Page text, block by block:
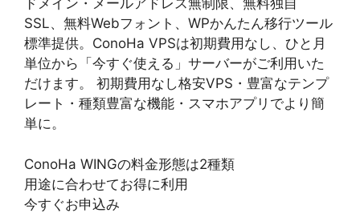
ドメイン・メールアドレス無制限、無料独自
SSL、無料Webフォント、WPかんたん移行ツール
標準提供。ConoHa VPSは初期費用なし、ひと月
単位から「今すぐ使える」サーバーがご利用いた
だけます。 初期費用なし格安VPS・豊富なテンプ
レート・種類豊富な機能・スマホアプリでより簡
単に。
ConoHa WINGの料金形態は2種類
用途に合わせてお得に利用
今すぐお申込み